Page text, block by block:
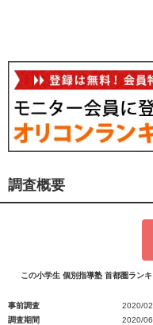
調査概要
この小学生 個別指導塾 首都圏ラン
事前調査
2020/
調査期間
2020/